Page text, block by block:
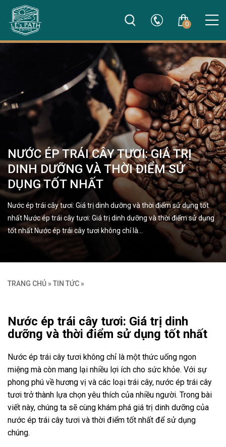
0
NƯỚC ÉP TRÁI CÂY TƯƠI: GIÁ TRỊ
DINH DƯỠNG VÀ THỜI ĐIỂM SỬ
DỤNG TỐT NHẤT
Nước ép trái cây tươi: Giá trị dinh dưỡng và thời điểm sử dụng tốt
nhất Nước ép trái cây tươi: Giá trị dinh dưỡng và thời điểm sử dụng
tốt nhất Nước ép trái cây tươi không chỉ là…
TRANG CHỦ » TIN TỨC »
Nước ép trái cây tươi: Giá trị dinh
dưỡng và thời điểm sử dụng tốt nhất
Nước ép trái cây tươi không chỉ là một thức uống ngon
miệng mà còn mang lại nhiều lợi ích cho sức khỏe. Với sự
phong phú về hương vị và các loại trái cây, nước ép trái cây
tươi trở thành lựa chọn yêu thích của nhiều người. Trong bài
viết này, chúng ta sẽ cùng khám phá giá trị dinh dưỡng của
nước ép trái cây tươi và thời điểm tốt nhất để sử dụng
chúng.